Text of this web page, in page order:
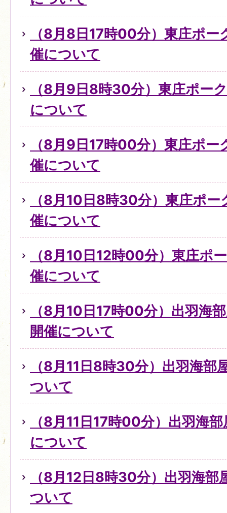
（8月8日17時00分）東庄ポ
催について
（8月9日8時30分）東庄ポー
について
（8月9日17時00分）東庄ポ
催について
（8月10日8時30分）東庄ポ
催について
（8月10日12時00分）東庄ポ
催について
（8月10日17時00分）出羽海
開催について
（8月11日8時30分）出羽海部
ついて
（8月11日17時00分）出羽海
について
（8月12日8時30分）出羽海部
ついて